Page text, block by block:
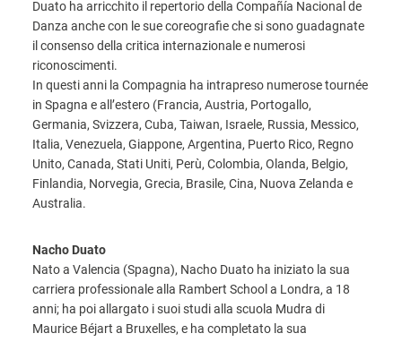
Duato ha arricchito il repertorio della Compañía Nacional de
Danza anche con le sue coreografie che si sono guadagnate
il consenso della critica internazionale e numerosi
riconoscimenti.
In questi anni la Compagnia ha intrapreso numerose tournée
in Spagna e all’estero (Francia, Austria, Portogallo,
Germania, Svizzera, Cuba, Taiwan, Israele, Russia, Messico,
Italia, Venezuela, Giappone, Argentina, Puerto Rico, Regno
Unito, Canada, Stati Uniti, Perù, Colombia, Olanda, Belgio,
Finlandia, Norvegia, Grecia, Brasile, Cina, Nuova Zelanda e
Australia.
Nacho Duato
Nato a Valencia (Spagna), Nacho Duato ha iniziato la sua
carriera professionale alla Rambert School a Londra, a 18
anni; ha poi allargato i suoi studi alla scuola Mudra di
Maurice Béjart a Bruxelles, e ha completato la sua